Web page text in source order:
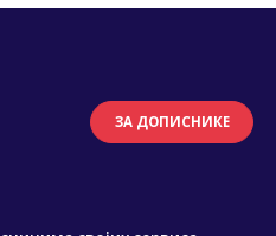
ЗА ДОПИСНИКЕ